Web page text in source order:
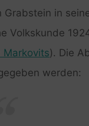
in
Volkskunde
Markovits). Die
werden: